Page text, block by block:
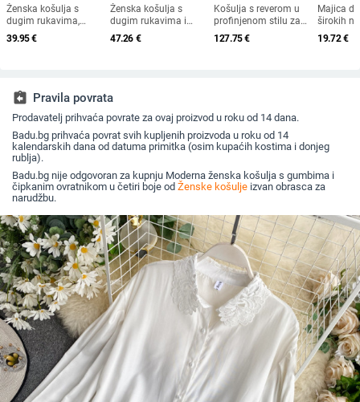
Ženska košulja s
dugim rukavima,
korejskog stila, s
točkicama i
39.95€
Ženska košulja s
dugim rukavima i
kožnom vezicom,
francuskog dizajna,
47.26 €
Košulja s reverom u
profinjenom stilu za
žene s većim
veličinama – ljeto
127.75€
Majica
širokih
veće
jesenski
19.72€
assignment_return Pravila povrata
Prodavatelj prihvaća povrate za ovaj proizvod u roku od 14 dana.
Badu.bg prihvaća povrat svih kupljenih proizvoda u roku od 14
kalendarskih dana od datuma primitka (osim kupaćih kostima i donjeg
rublja).
Badu.bg nije odgovoran za kupnju Moderna ženska košulja s gumbima i
čipkanim ovratnikom u četiri boje od Ženske košulje izvan obrasca za
narudžbu.